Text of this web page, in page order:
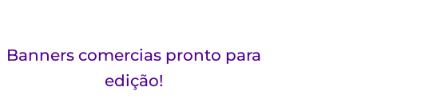
Banners comercias pronto para
edição!